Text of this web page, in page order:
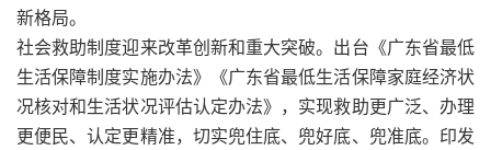
新格局。
社会救助制度迎来改革创新和重大突破。出台《广东省最低
生活保障制度实施办法》《广东省最低生活保障家庭经济状
况核对和生活状况评估认定办法》，实现救助更广泛、办理
更便民、认定更精准，切实兜住底、兜好底、兜准底。印发